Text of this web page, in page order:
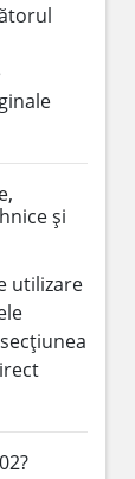
și
utilizare